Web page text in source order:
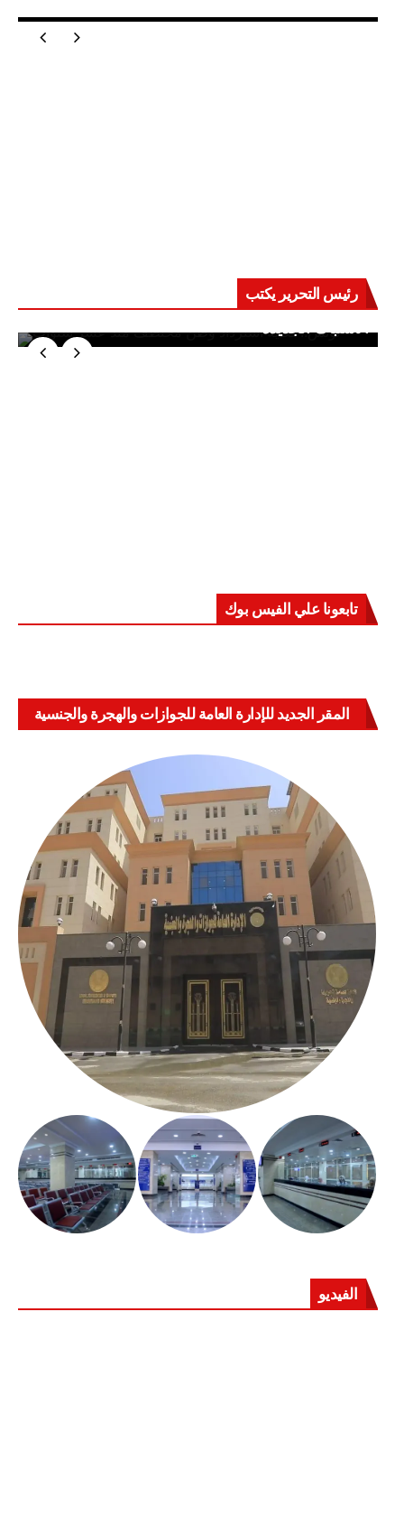
رئيس التحرير يكتب
حرب على العقول.. حادثة دمياط تكشف قواعد
الاشتباك الجديدة
تابعونا علي الفيس بوك
المقر الجديد للإدارة العامة للجوازات والهجرة والجنسية
الفيديو